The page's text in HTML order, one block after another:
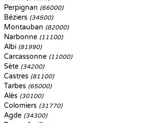
Perpignan (66000)
Béziers (34500)
Montauban (82000)
Narbonne (11100)
Albi (81990)
Carcassonne (11000)
Sète (34200)
Castres (81100)
Tarbes (65000)
Alès (30100)
Colomiers (31770)
Agde (34300)